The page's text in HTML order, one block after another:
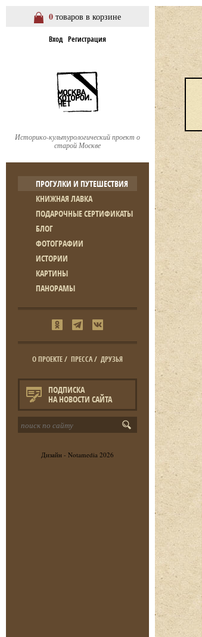
0 товаров в корзине
Вход Регистрация
Историко-культурологический проект о
старой Москве
ПРОГУЛКИ И ПУТЕШЕСТВИЯ
КНИЖНАЯ ЛАВКА
ПОДАРОЧНЫЕ СЕРТИФИКАТЫ
БЛОГ
ФОТОГРАФИИ
ИСТОРИИ
КАРТИНЫ
ПАНОРАМЫ
О ПРОЕКТЕ/ ПРЕССА/ ДРУЗЬЯ
ПОДПИСКА
НА НОВОСТИ САЙТА
Дизайн - Notamedia 2026